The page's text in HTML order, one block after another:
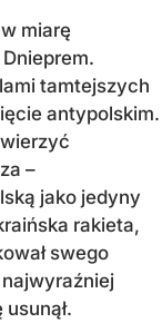
miarę
tamtejszych
antypolskim.
–
jako jedyny
rakieta,
swego